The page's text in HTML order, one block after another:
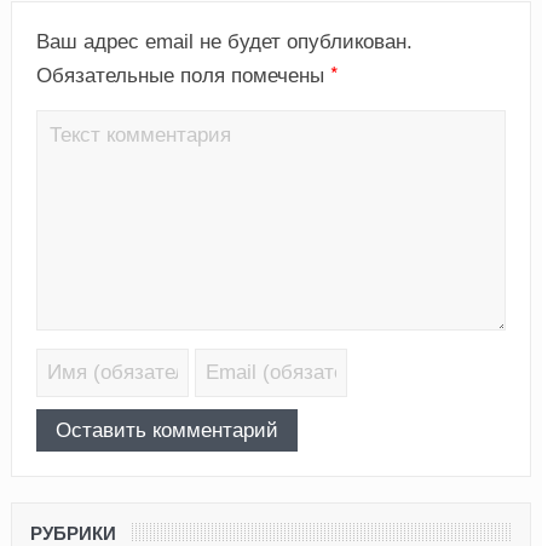
Ваш адрес email не будет опубликован.
Обязательные поля помечены *
РУБРИКИ